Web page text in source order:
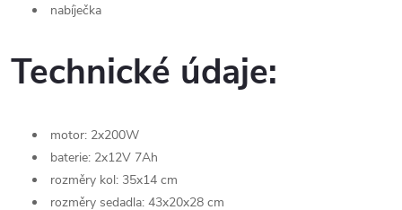
nabíječka
Technické údaje:
motor: 2x200W
baterie: 2x12V 7Ah
rozměry kol: 35x14 cm
rozměry sedadla: 43x20x28 cm